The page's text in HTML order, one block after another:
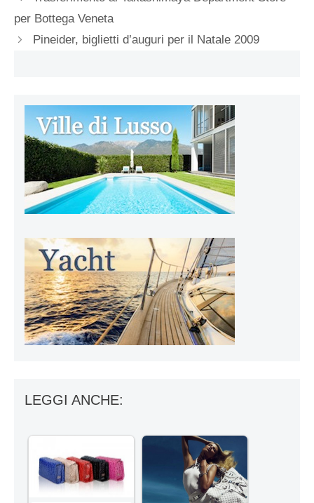
per Bottega Veneta
Pineider, biglietti d’auguri per il Natale 2009
LEGGI ANCHE: